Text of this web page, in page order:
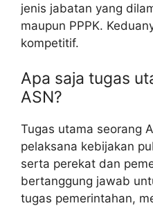
jenis jabatan yang
maupun PPPK.
kompetitif.
Apa saja tugas
ASN?
Tugas utama seorang
pelaksana kebijakan
serta perekat dan
bertanggung jawab
tugas pemerintahan,